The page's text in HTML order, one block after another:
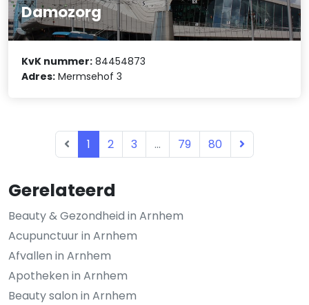
Gerelateerd
Beauty & Gezondheid in Arnhem
Acupunctuur in Arnhem
Afvallen in Arnhem
Apotheken in Arnhem
Beauty salon in Arnhem
Damozorg
KvK nummer: 84454873
Adres: Mermsehof 3
1 2 3 ... 79 80